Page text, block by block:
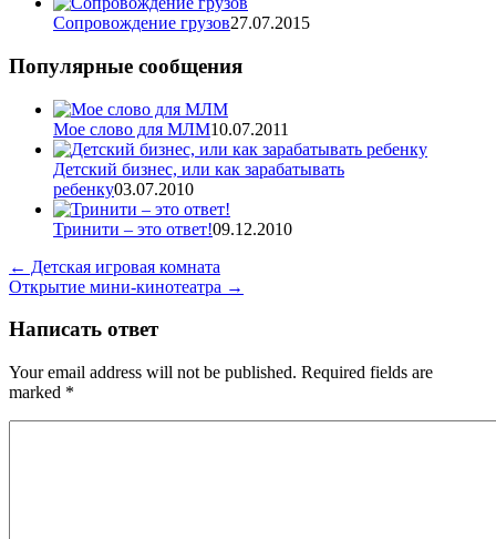
Cопровождение грузов27.07.2015
Популярные сообщения
Мое слово для МЛМ10.07.2011
Детский бизнес, или как зарабатывать
ребенку03.07.2010
Тринити – это ответ!09.12.2010
← Детская игровая комната
Открытие мини-кинотеатра →
Написать ответ
Your email address will not be published. Required fields are
marked *